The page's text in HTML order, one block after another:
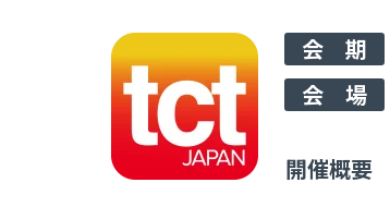
会 期
会 場
開催概要